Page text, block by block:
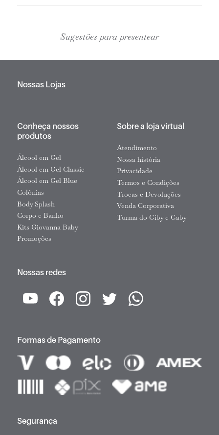
Sugestões para presentear
Nossas Lojas
Conheça nossos
produtos
Álcool em Gel
Álcool em Gel Classic
Álcool em Gel Blue
Colônias
Body Splash
Corpo e Banho
Kits Giovanna Baby
Promoções
Sobre a loja virtual
Atendimento
Nossa história
Privacidade
Termos e Condições
Trocas e Devoluções
Venda Corporativa
Turma do Giby e Gaby
Nossas redes
Formas de Pagamento
Segurança